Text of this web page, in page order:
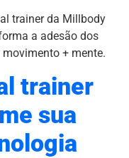
trainer da Millbody
a adesão dos
+ mente.
trainer
sua